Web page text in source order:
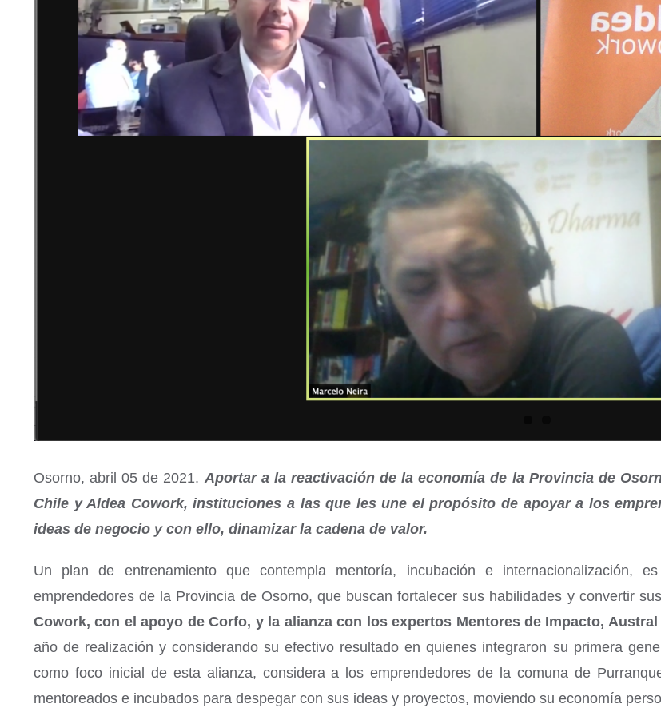
Osorno, abril 05 de 2021. Aportar a la reactivación de la economía de la Provincia de
Chile y Aldea Cowork, instituciones a las que les une el propósito de apoyar a los
ideas de negocio y con ello, dinamizar la cadena de valor.
Un plan de entrenamiento que contempla mentoría, incubación e internacionalización,
emprendedores de la Provincia de Osorno, que buscan fortalecer sus habilidades y convertir
Cowork, con el apoyo de Corfo, y la alianza con los expertos Mentores de Impacto,
año de realización y considerando su efectivo resultado en quienes integraron su primera
como foco inicial de esta alianza, considera a los emprendedores de la comuna de
mentoreados e incubados para despegar con sus ideas y proyectos, moviendo su economía